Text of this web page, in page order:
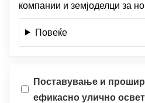
компании и земјоделци за
Повеќе
Поставување и
ефикасно улично